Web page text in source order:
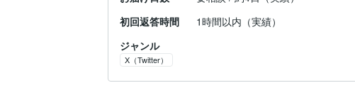
初回返答時間
1時間以内（実績）
ジャンル
X（Twitter）